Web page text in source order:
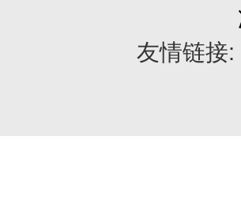
友情链接: